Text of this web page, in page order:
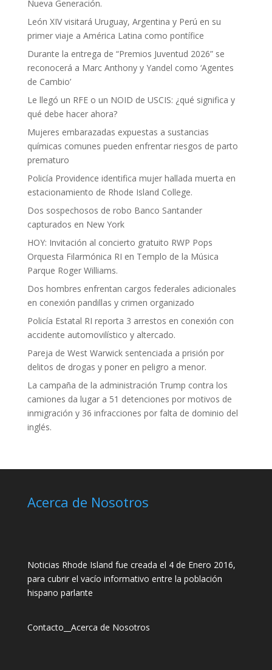
Nueva Generación.
León XIV visitará Uruguay, Argentina y Perú en su
primer viaje a América Latina como pontífice
Durante la entrega de “Premios Juventud 2026” se
reconocerá a Marc Anthony y Yandel como ‘Agentes
de Cambio’
Le llegó un RFE o un NOID de USCIS: ¿qué significa y
qué debe hacer ahora?
Mujeres embarazadas expuestas a sustancias
químicas comunes pueden enfrentar riesgos de parto
prematuro
Policía Providence identifica mujer hallada muerta en
estacionamiento de Rhode Island College.
Dos sospechosos de robo Banco Santander
capturados en New York
HOY: Invitación al concierto gratuito RWP Pops
Orquesta Filarmónica RI en Templo de la Música
Parque Roger Williams.
Dos hombres enfrentan cargos federales adicionales
en conexión pandillas y crimen organizado
Policía Estatal RI reporta 3 arrestos en conexión con
accidente automovilístico y altercado.
Pareja de West Warwick sentenciada a prisión por
delitos de drogas y poner en peligro a menor.
La campaña de la administración Trump contra los
camiones da lugar a 51 detenciones por motivos de
inmigración y 36 infracciones por falta de dominio del
inglés.
Acerca de Nosotros
Noticias Rhode Island fue creada el 4 de Enero 2016,
para cubrir el vacío informativo entre la población
hispano parlante
Contacto Acerca de Nosotros